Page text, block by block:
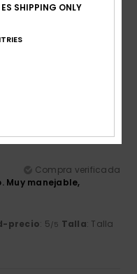
Compra verificada
Muy manejable,
precio: 5/5 Talla: Talla
ES SHIPPING ONLY